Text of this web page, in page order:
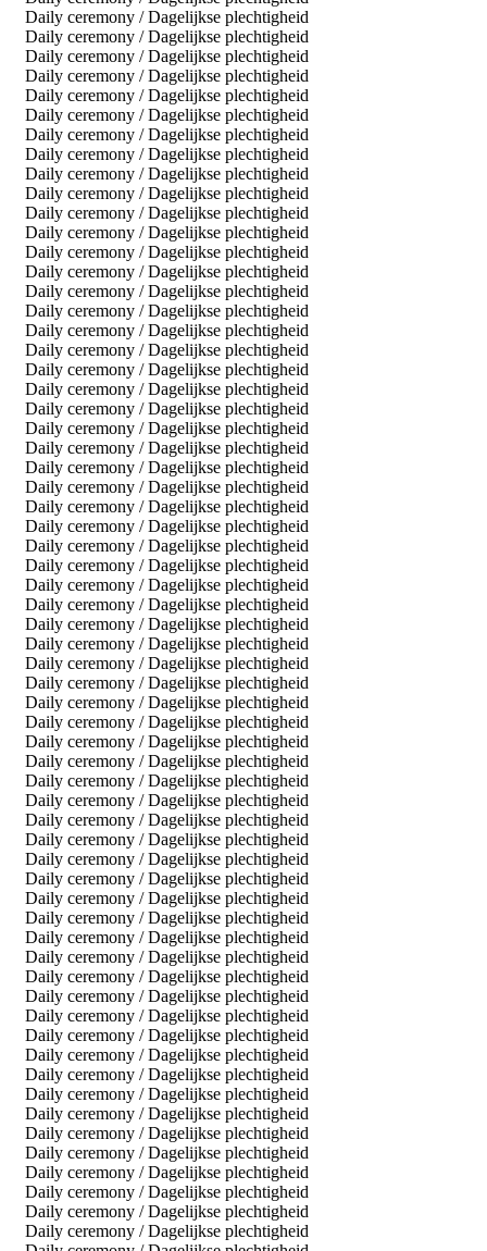
Daily ceremony / Dagelijkse plechtigheid
Daily ceremony / Dagelijkse plechtigheid
Daily ceremony / Dagelijkse plechtigheid
Daily ceremony / Dagelijkse plechtigheid
Daily ceremony / Dagelijkse plechtigheid
Daily ceremony / Dagelijkse plechtigheid
Daily ceremony / Dagelijkse plechtigheid
Daily ceremony / Dagelijkse plechtigheid
Daily ceremony / Dagelijkse plechtigheid
Daily ceremony / Dagelijkse plechtigheid
Daily ceremony / Dagelijkse plechtigheid
Daily ceremony / Dagelijkse plechtigheid
Daily ceremony / Dagelijkse plechtigheid
Daily ceremony / Dagelijkse plechtigheid
Daily ceremony / Dagelijkse plechtigheid
Daily ceremony / Dagelijkse plechtigheid
Daily ceremony / Dagelijkse plechtigheid
Daily ceremony / Dagelijkse plechtigheid
Daily ceremony / Dagelijkse plechtigheid
Daily ceremony / Dagelijkse plechtigheid
Daily ceremony / Dagelijkse plechtigheid
Daily ceremony / Dagelijkse plechtigheid
Daily ceremony / Dagelijkse plechtigheid
Daily ceremony / Dagelijkse plechtigheid
Daily ceremony / Dagelijkse plechtigheid
Daily ceremony / Dagelijkse plechtigheid
Daily ceremony / Dagelijkse plechtigheid
Daily ceremony / Dagelijkse plechtigheid
Daily ceremony / Dagelijkse plechtigheid
Daily ceremony / Dagelijkse plechtigheid
Daily ceremony / Dagelijkse plechtigheid
Daily ceremony / Dagelijkse plechtigheid
Daily ceremony / Dagelijkse plechtigheid
Daily ceremony / Dagelijkse plechtigheid
Daily ceremony / Dagelijkse plechtigheid
Daily ceremony / Dagelijkse plechtigheid
Daily ceremony / Dagelijkse plechtigheid
Daily ceremony / Dagelijkse plechtigheid
Daily ceremony / Dagelijkse plechtigheid
Daily ceremony / Dagelijkse plechtigheid
Daily ceremony / Dagelijkse plechtigheid
Daily ceremony / Dagelijkse plechtigheid
Daily ceremony / Dagelijkse plechtigheid
Daily ceremony / Dagelijkse plechtigheid
Daily ceremony / Dagelijkse plechtigheid
Daily ceremony / Dagelijkse plechtigheid
Daily ceremony / Dagelijkse plechtigheid
Daily ceremony / Dagelijkse plechtigheid
Daily ceremony / Dagelijkse plechtigheid
Daily ceremony / Dagelijkse plechtigheid
Daily ceremony / Dagelijkse plechtigheid
Daily ceremony / Dagelijkse plechtigheid
Daily ceremony / Dagelijkse plechtigheid
Daily ceremony / Dagelijkse plechtigheid
Daily ceremony / Dagelijkse plechtigheid
Daily ceremony / Dagelijkse plechtigheid
Daily ceremony / Dagelijkse plechtigheid
Daily ceremony / Dagelijkse plechtigheid
Daily ceremony / Dagelijkse plechtigheid
Daily ceremony / Dagelijkse plechtigheid
Daily ceremony / Dagelijkse plechtigheid
Daily ceremony / Dagelijkse plechtigheid
Daily ceremony / Dagelijkse plechtigheid